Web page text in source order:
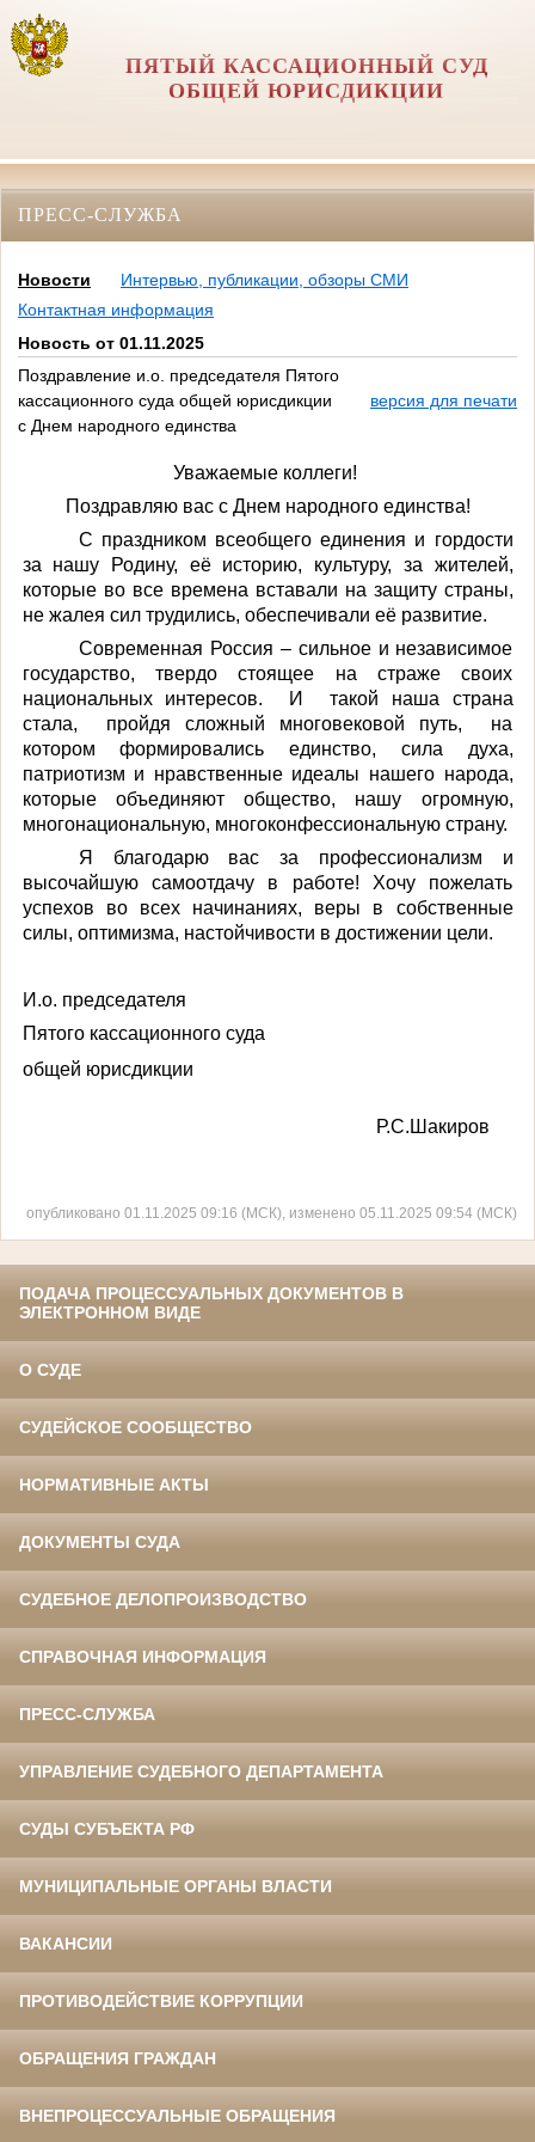
ПЯТЫЙ КАССАЦИОННЫЙ СУД
ОБЩЕЙ ЮРИСДИКЦИИ
ПРЕСС-СЛУЖБА
Новости
Интервью, публикации, обзоры СМИ
Контактная информация
Новость от 01.11.2025
Поздравление и.о. председателя Пятого
кассационного суда общей юрисдикции
с Днем народного единства
версия для печати
Уважаемые коллеги!
Поздравляю вас с Днем народного единства!
С праздником всеобщего единения и гордости
за нашу Родину, её историю, культуру, за жителей,
которые во все времена вставали на защиту страны,
не жалея сил трудились, обеспечивали её развитие.
Современная Россия – сильное и независимое
государство, твердо стоящее на страже своих
национальных интересов. И такой наша страна
стала, пройдя сложный многовековой путь, на
котором формировались единство, сила духа,
патриотизм и нравственные идеалы нашего народа,
которые объединяют общество, нашу огромную,
многонациональную, многоконфессиональную страну.
Я благодарю вас за профессионализм и
высочайшую самоотдачу в работе! Хочу пожелать
успехов во всех начинаниях, веры в собственные
силы, оптимизма, настойчивости в достижении цели.
И.о. председателя
Пятого кассационного суда
общей юрисдикции
Р.С.Шакиров
опубликовано 01.11.2025 09:16 (МСК), изменено 05.11.2025 09:54 (МСК)
ПОДАЧА ПРОЦЕССУАЛЬНЫХ ДОКУМЕНТОВ В
ЭЛЕКТРОННОМ ВИДЕ
О СУДЕ
СУДЕЙСКОЕ СООБЩЕСТВО
НОРМАТИВНЫЕ АКТЫ
ДОКУМЕНТЫ СУДА
СУДЕБНОЕ ДЕЛОПРОИЗВОДСТВО
СПРАВОЧНАЯ ИНФОРМАЦИЯ
ПРЕСС-СЛУЖБА
УПРАВЛЕНИЕ СУДЕБНОГО ДЕПАРТАМЕНТА
СУДЫ СУБЪЕКТА РФ
МУНИЦИПАЛЬНЫЕ ОРГАНЫ ВЛАСТИ
ВАКАНСИИ
ПРОТИВОДЕЙСТВИЕ КОРРУПЦИИ
ОБРАЩЕНИЯ ГРАЖДАН
ВНЕПРОЦЕССУАЛЬНЫЕ ОБРАЩЕНИЯ